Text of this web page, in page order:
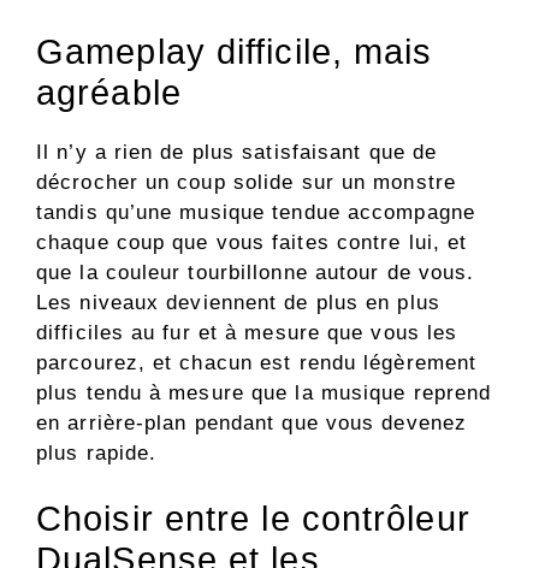
Gameplay difficile, mais
agréable
Il n’y a rien de plus satisfaisant que de
décrocher un coup solide sur un monstre
tandis qu’une musique tendue accompagne
chaque coup que vous faites contre lui, et
que la couleur tourbillonne autour de vous.
Les niveaux deviennent de plus en plus
difficiles au fur et à mesure que vous les
parcourez, et chacun est rendu légèrement
plus tendu à mesure que la musique reprend
en arrière-plan pendant que vous devenez
plus rapide.
Choisir entre le contrôleur
DualSense et les